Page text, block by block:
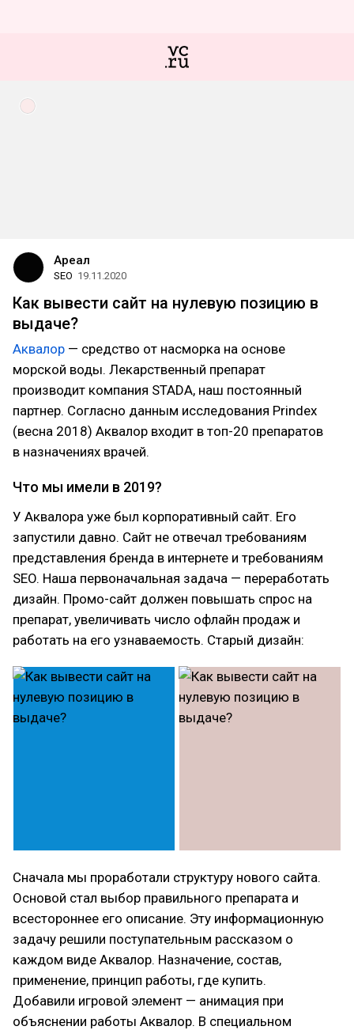
Ареал
SEO 19.11.2020
Как вывести сайт на нулевую позицию в
выдаче?
Аквалор — средство от насморка на основе
морской воды. Лекарственный препарат
производит компания STADA, наш постоянный
партнер. Согласно данным исследования Prindex
(весна 2018) Аквалор входит в топ-20 препаратов
в назначениях врачей.
Что мы имели в 2019?
У Аквалора уже был корпоративный сайт. Его
запустили давно. Cайт не отвечал требованиям
представления бренда в интернете и требованиям
SEO. Наша первоначальная задача — переработать
дизайн. Промо-сайт должен повышать спрос на
препарат, увеличивать число офлайн продаж и
работать на его узнаваемость. Старый дизайн:
Сначала мы проработали структуру нового сайта.
Основой стал выбор правильного препарата и
всестороннее его описание. Эту информационную
задачу решили поступательным рассказом о
каждом виде Аквалор. Назначение, состав,
применение, принцип работы, где купить.
Добавили игровой элемент — анимация при
объяснении работы Аквалор. В специальном